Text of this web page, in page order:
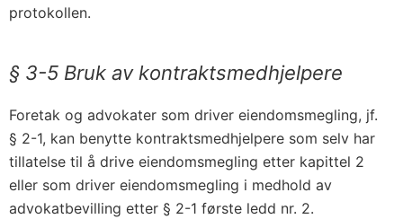
protokollen.
§ 3-5 Bruk av kontraktsmedhjelpere
Foretak og advokater som driver eiendoms­megling, jf.
§ 2-1, kan benytte kontraktsmedhjelpere som selv har
tillatelse til å drive eiendoms­megling etter kapittel 2
eller som driver eiendomsmegling i medhold av
advokatbevilling etter § 2-1 første ledd nr. 2.